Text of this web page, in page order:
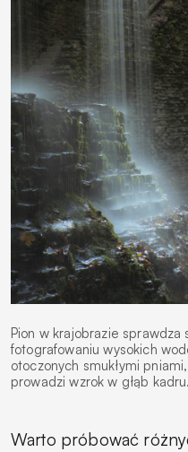
Pion w krajobrazie
fotografowaniu wysokich
otoczonych smukłymi
prowadzi wzrok w głąb kadru.
Warto próbować